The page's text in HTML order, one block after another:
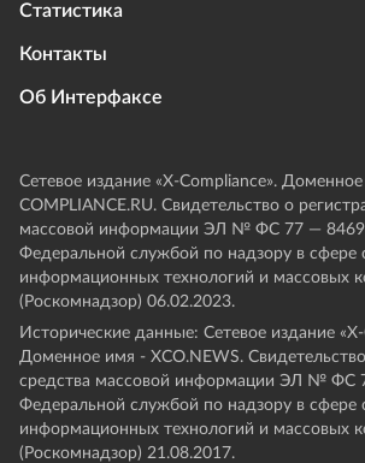
Статистика
Контакты
Об Интерфаксе
Сетевое издание «Х-Compliance».
COMPLIANCE.RU. Свидетельство о
массовой информации ЭЛ № ФС 77 —
Федеральной службой по надзору в сфере
информационных технологий и массовых
(Роскомнадзор) 06.02.2023.
Исторические данные: Сетевое издание
Доменное имя - XCO.NEWS.
средства массовой информации ЭЛ № ФС
Федеральной службой по надзору в сфере
информационных технологий и массовых
(Роскомнадзор) 21.08.2017.